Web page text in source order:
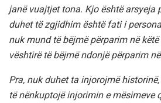
janë vuajtjet tona. Kjo është arsyeja
duhet të zgjidhim është fati i
nuk mund të bëjmë përparim në
vështirë të bëjmë ndonjë përparim
Pra, nuk duhet ta injorojmë
të nënkuptojë injorimin e mësimeve